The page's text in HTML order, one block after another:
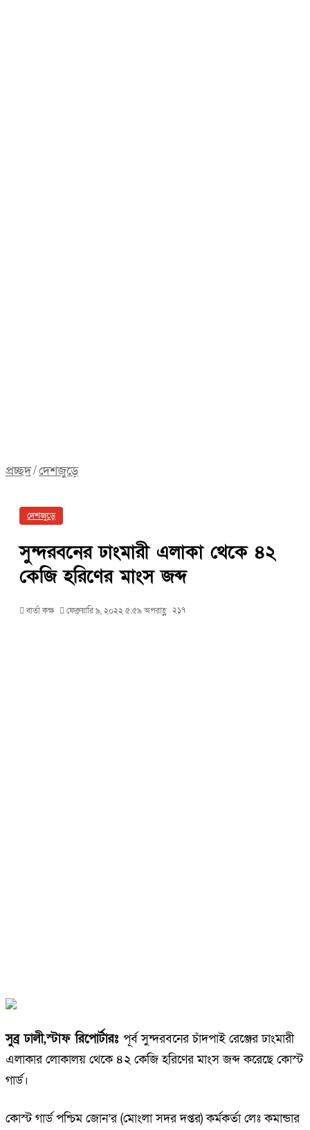
প্রচ্ছদ/দেশজুড়ে
দেশজুড়ে
সুন্দরবনের ঢাংমারী এলাকা থেকে ৪২
কেজি হরিণের মাংস জব্দ
বার্তা কক্ষ ফেব্রুয়ারি ৯, ২০২২ ৫:৫৯ অপরাহ্ণ ২১৭
সুব্র ঢালী,স্টাফ রিপোর্টারঃ পূর্ব সুন্দরবনের চাঁদপাই রেঞ্জের ঢাংমারী
এলাকার লোকালয় থেকে ৪২ কেজি হরিণের মাংস জব্দ করেছে কোস্ট
গার্ড।
কোস্ট গার্ড পশ্চিম জোন’র (মোংলা সদর দপ্তর) কর্মকর্তা লেঃ কমান্ডার